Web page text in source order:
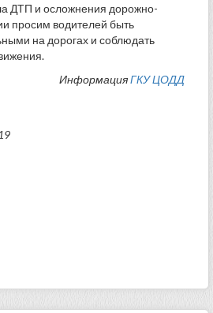
ДТП и осложнения дорожно-
просим водителей быть
на дорогах и соблюдать
ИнформацияГКУ ЦОДД